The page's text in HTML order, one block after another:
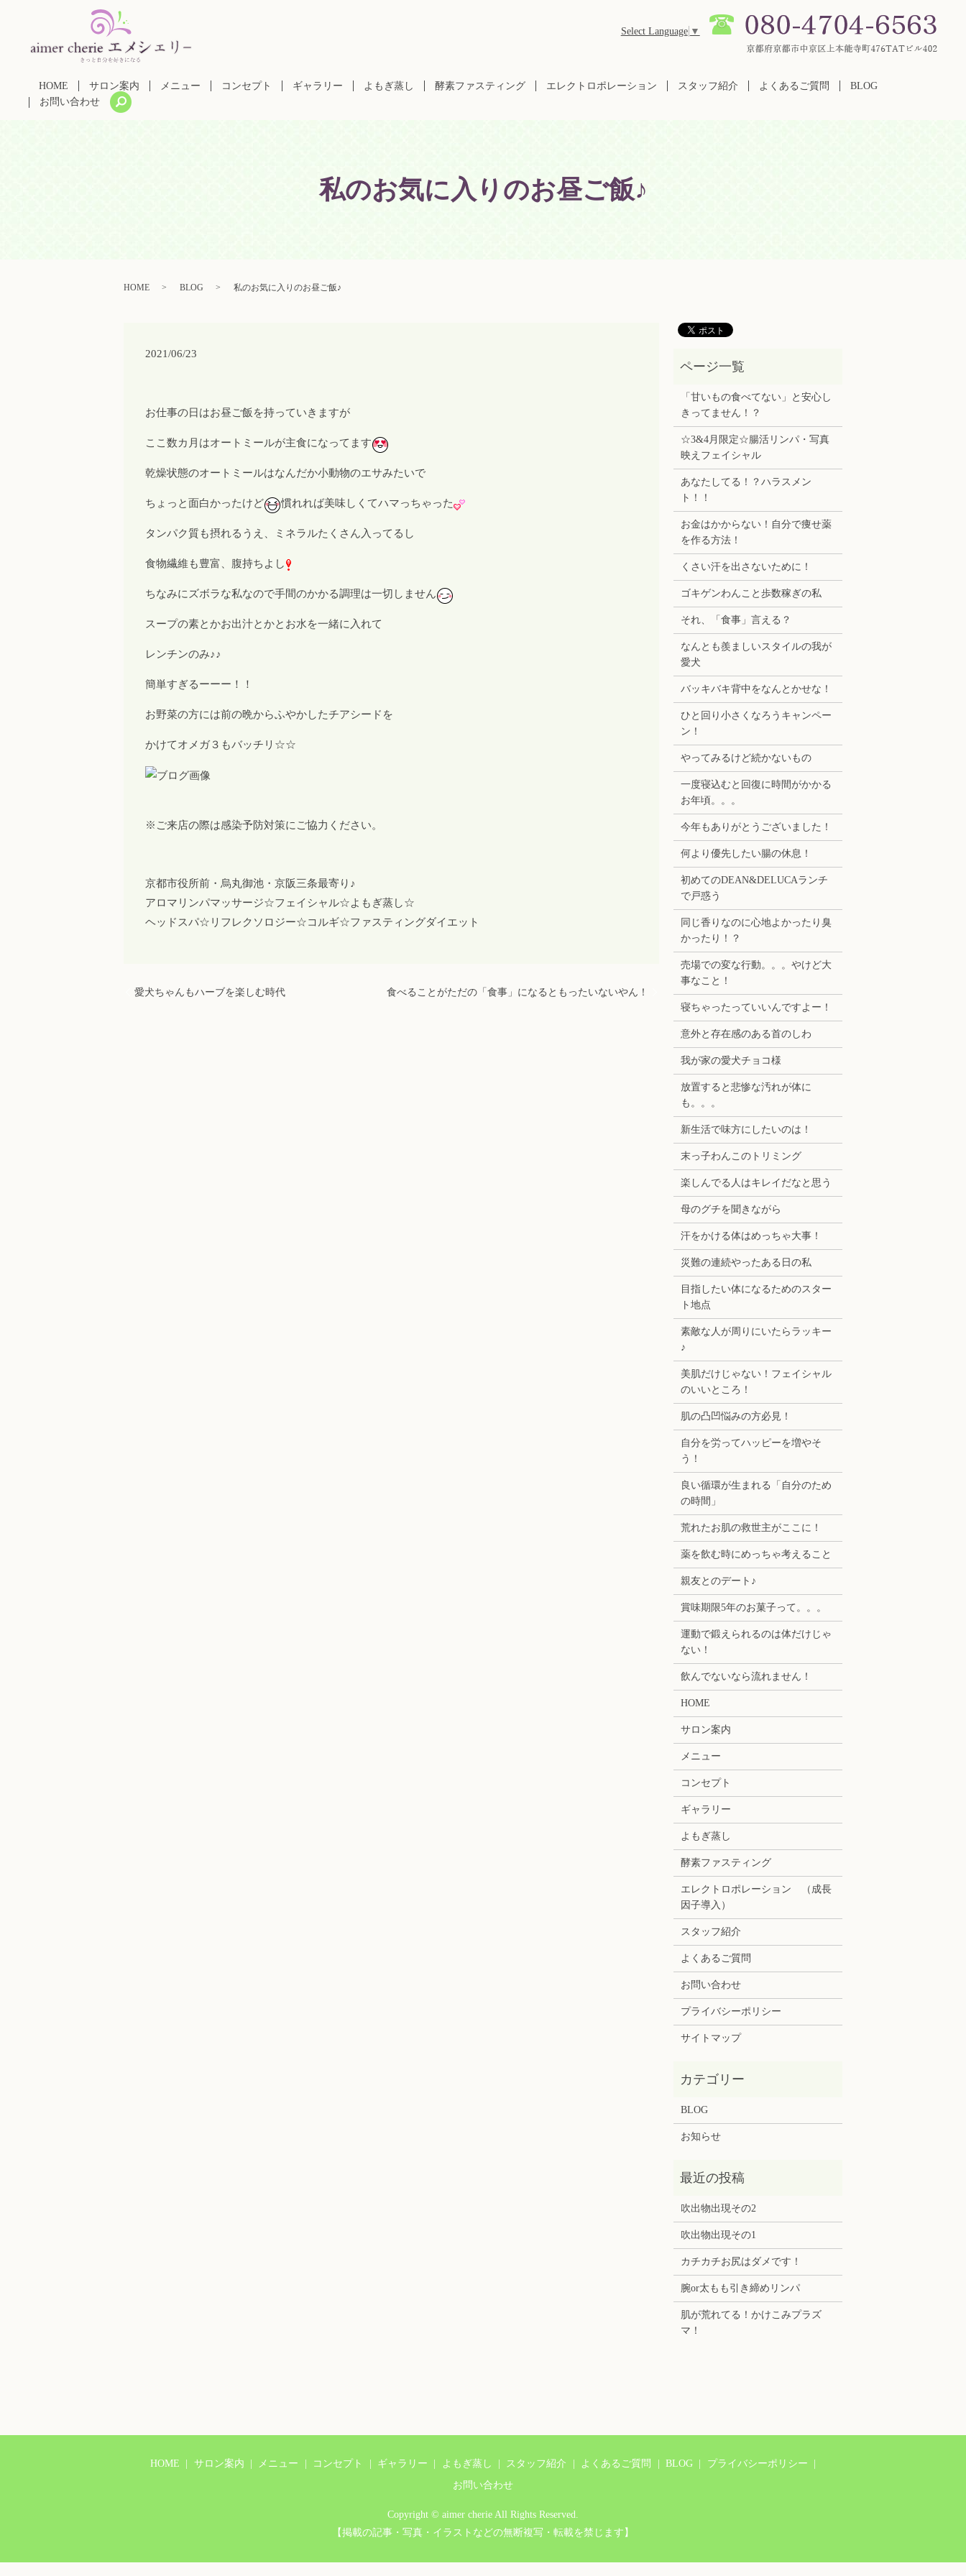
Select Language ▼
HOME サロン案内 メニュー コンセプト ギャラリー よもぎ蒸し 酵素ファスティング エレクトロポレーション スタッフ紹介 よくあるご質問
BLOG
お問い合わせ
私のお気に入りのお昼ご飯♪
HOME BLOG 私のお気に入りのお昼ご飯♪
2021/06/23
お仕事の日はお昼ご飯を持っていきますが
ここ数カ月はオートミールが主食になってます
乾燥状態のオートミールはなんだか小動物のエサみたいで
ちょっと面白かったけど 慣れれば美味しくてハマっちゃった
タンパク質も摂れるうえ、ミネラルたくさん入ってるし
食物繊維も豊富、腹持ちよし
ちなみにズボラな私なので手間のかかる調理は一切しません
スープの素とかお出汁とかとお水を一緒に入れて
レンチンのみ♪♪
簡単すぎるーーー！！
お野菜の方には前の晩からふやかしたチアシードを
かけてオメガ３もバッチリ☆☆
※ご来店の際は感染予防対策にご協力ください。
京都市役所前・烏丸御池・京阪三条最寄り♪
アロマリンパマッサージ☆フェイシャル☆よもぎ蒸し☆
ヘッドスパ☆リフレクソロジー☆コルギ☆ファスティングダイエット
愛犬ちゃんもハーブを楽しむ時代 食べることがただの「食事」になるともったいないやん！
「甘いもの食べてない」と安心し
きってません！？
☆3&4月限定☆腸活リンパ・写真
映えフェイシャル
あなたしてる！？ハラスメン
ト！！
お金はかからない！自分で痩せ薬
を作る方法！
くさい汗を出さないために！
ゴキゲンわんこと歩数稼ぎの私
それ、「食事」言える？
なんとも羨ましいスタイルの我が
愛犬
バッキバキ背中をなんとかせな！
ひと回り小さくなろうキャンペー
ン！
やってみるけど続かないもの
一度寝込むと回復に時間がかかる
お年頃。。。
今年もありがとうございました！
何より優先したい腸の休息！
初めてのDEAN&DELUCAランチ
で戸惑う
同じ香りなのに心地よかったり臭
かったり！？
売場での変な行動。。。やけど大
事なこと！
寝ちゃったっていいんですよー！
意外と存在感のある首のしわ
我が家の愛犬チョコ様
放置すると悲惨な汚れが体に
も。。。
新生活で味方にしたいのは！
末っ子わんこのトリミング
楽しんでる人はキレイだなと思う
母のグチを聞きながら
汗をかける体はめっちゃ大事！
災難の連続やったある日の私
目指したい体になるためのスター
ト地点
素敵な人が周りにいたらラッキー
♪
美肌だけじゃない！フェイシャル
のいいところ！
肌の凸凹悩みの方必見！
自分を労ってハッピーを増やそ
う！
良い循環が生まれる「自分のため
の時間」
荒れたお肌の救世主がここに！
薬を飲む時にめっちゃ考えること
親友とのデート♪
賞味期限5年のお菓子って。。。
運動で鍛えられるのは体だけじゃ
ない！
飲んでないなら流れません！
HOME
サロン案内
メニュー
コンセプト
ギャラリー
よもぎ蒸し
酵素ファスティング
エレクトロポレーション （成長
因子導入）
スタッフ紹介
よくあるご質問
お問い合わせ
プライバシーポリシー
サイトマップ
BLOG
お知らせ
吹出物出現その2
吹出物出現その1
カチカチお尻はダメです！
腕or太もも引き締めリンパ
肌が荒れてる！かけこみプラズ
マ！
HOME サロン案内 メニュー コンセプト ギャラリー よもぎ蒸し スタッフ紹介 よくあるご質問 BLOG
プライバシーポリシー
お問い合わせ
Copyright © aimer cherie All Rights Reserved.
【掲載の記事・写真・イラストなどの無断複写・転載を禁じます】